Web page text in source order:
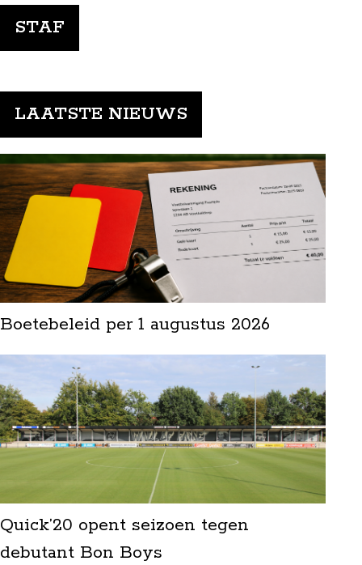
STAF
LAATSTE NIEUWS
Boetebeleid per 1 augustus 2026
Quick’20 opent seizoen tegen
debutant Bon Boys